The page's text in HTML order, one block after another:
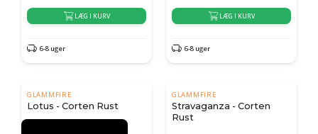
LÆG I KURV
6-8 uger
LÆG I KURV
6-8 uger
GLAMMFIRE
Lotus - Corten Rust
GLAMMFIRE
Stravaganza - Corten
Rust